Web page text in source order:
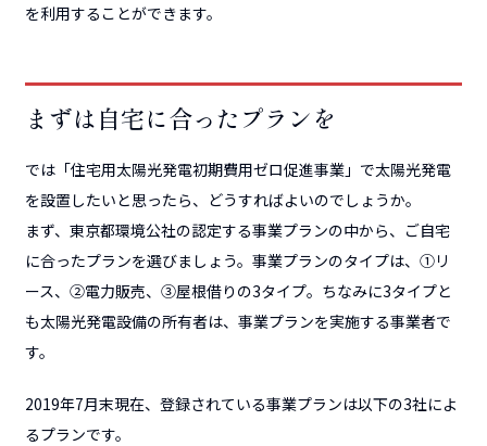
を利用することができます。
まずは自宅に合ったプランを
では「住宅用太陽光発電初期費用ゼロ促進事業」で太陽光発電
を設置したいと思ったら、どうすればよいのでしょうか。
まず、東京都環境公社の認定する事業プランの中から、ご自宅
に合ったプランを選びましょう。事業プランのタイプは、①リ
ース、②電力販売、③屋根借りの3タイプ。ちなみに3タイプと
も太陽光発電設備の所有者は、事業プランを実施する事業者で
す。
2019年7月末現在、登録されている事業プランは以下の3社によ
るプランです。